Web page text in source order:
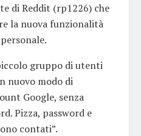
di Reddit (rp1226) che
la nuova funzionalità
gruppo di utenti
nuovo modo di
Google, senza
Pizza, password e
contati”.